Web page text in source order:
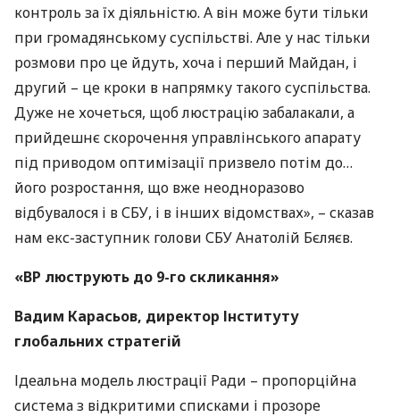
контроль за їх діяльністю. А він може бути тільки
при громадянському суспільстві. Але у нас тільки
розмови про це йдуть, хоча і перший Майдан, і
другий – це кроки в напрямку такого суспільства.
Дуже не хочеться, щоб люстрацію забалакали, а
прийдешнє скорочення управлінського апарату
під приводом оптимізації призвело потім до…
його розростання, що вже неодноразово
відбувалося і вСБУ, і в інших відомствах», – сказав
нам екс-заступник голови СБУАнатолій Бєляєв.
«ВР люструють до 9-го скликання»
Вадим Карасьов, директор Інституту
глобальних стратегій
Ідеальна модель люстрації Ради – пропорційна
система з відкритими списками і прозоре